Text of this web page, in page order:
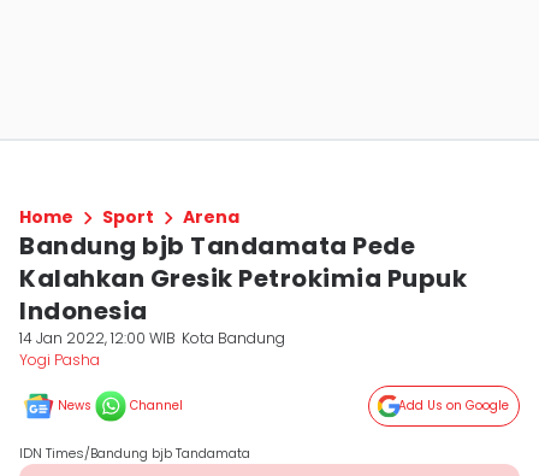
Home Sport Arena
Bandung bjb Tandamata Pede
Kalahkan Gresik Petrokimia Pupuk
Indonesia
14 Jan 2022, 12:00 WIB Kota Bandung
Yogi Pasha
News Channel Add Us on Google
IDN Times/Bandung bjb Tandamata